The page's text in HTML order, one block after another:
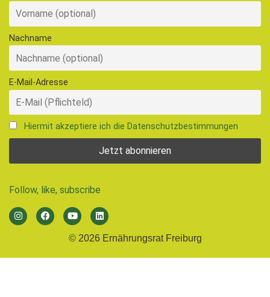
Nachname
E-Mail-Adresse
Hiermit akzeptiere ich die Datenschutzbestimmungen
Follow, like, subscribe
© 2026 Ernährungsrat Freiburg